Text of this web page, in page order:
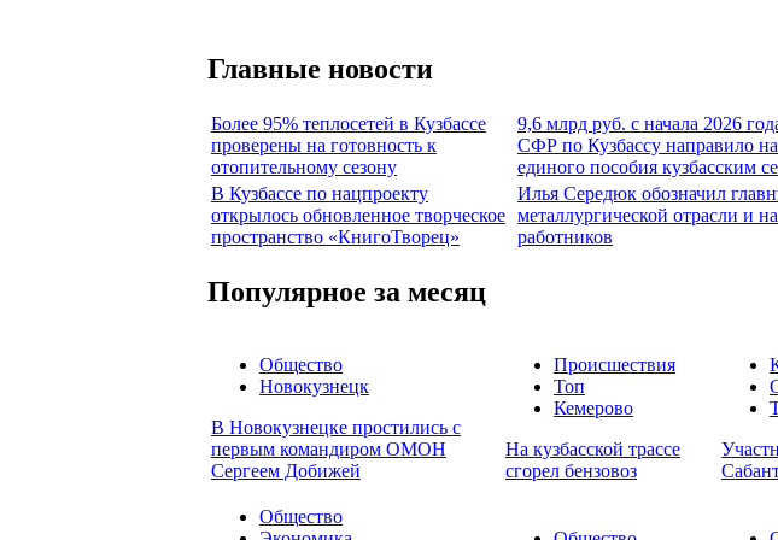
Главные новости
Более 95% теплосетей в Кузбассе
проверены на готовность к
отопительному сезону
9,6 млрд руб. с начала 2026
СФР по Кузбассу направило
единого пособия кузбасским
В Кузбассе по нацпроекту
открылось обновленное творческое
пространство «КнигоТворец»
Илья Середюк обозначил
металлургической отрасли и
работников
Популярное за месяц
Общество
Новокузнецк
В Новокузнецке простились с
первым командиром ОМОН
Сергеем Добижей
Происшествия
Топ
Кемерово
На кузбасской трассе
сгорел бензовоз
Общество